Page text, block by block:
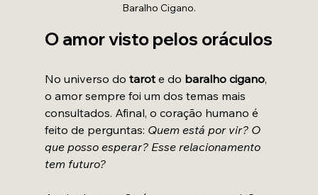
Baralho Cigano.
O amor visto pelos oráculos
No universo do tarot e do baralho cigano,
o amor sempre foi um dos temas mais
consultados. Afinal, o coração humano é
feito de perguntas: Quem está por vir? O
que posso esperar? Esse relacionamento
tem futuro?